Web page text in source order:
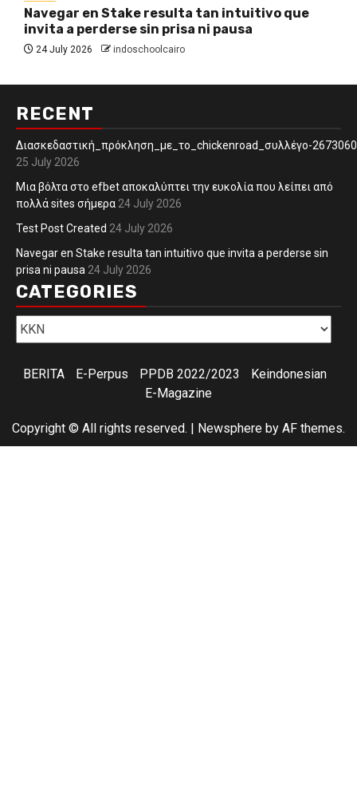
Navegar en Stake resulta tan intuitivo que
invita a perderse sin prisa ni pausa
24 July 2026 indoschoolcairo
RECENT
Διασκεδαστική_πρόκληση_με_το_chickenroad_συλλέγο-
25 July 2026
Μια βόλτα στο efbet αποκαλύπτει την ευκολία που λείπει από
πολλά sites σήμερα 24 July 2026
Test Post Created 24 July 2026
Navegar en Stake resulta tan intuitivo que invita a perderse sin
prisa ni pausa 24 July 2026
CATEGORIES
Categories
BERITA E-Perpus PPDB 2022/2023
Keindonesian
E-Magazine
Copyright © All rights reserved. | Newsphere by AF themes.